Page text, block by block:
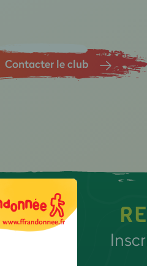
Contacter le club